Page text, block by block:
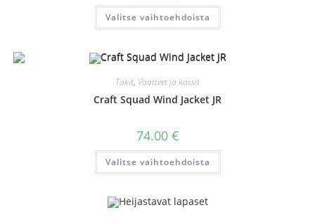
Valitse vaihtoehdoista
Tällä
on
Voit
sivulla.
Takit, Vaatteet ja kassit
Craft Squad Wind Jacket JR
74.00 €
Valitse vaihtoehdoista
Tällä
on